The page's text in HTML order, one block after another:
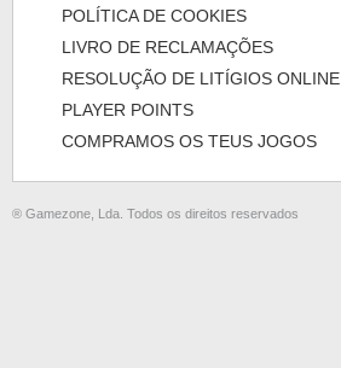
POLÍTICA DE COOKIES
LIVRO DE RECLAMAÇÕES
RESOLUÇÃO DE LITÍGIOS ONLINE
PLAYER POINTS
COMPRAMOS OS TEUS JOGOS
® Gamezone, Lda. Todos os direitos reservados